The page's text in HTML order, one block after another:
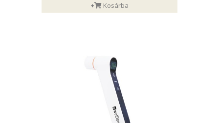
+ Kosárba